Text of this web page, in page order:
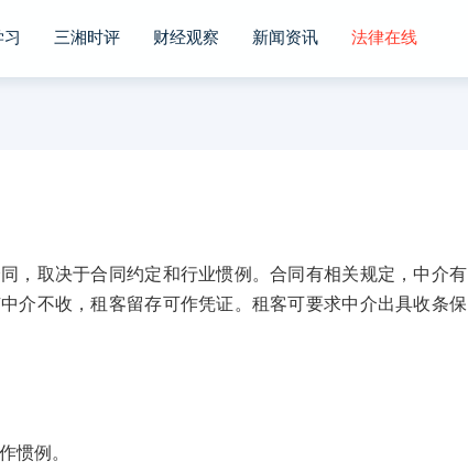
三湘时评 财经观察 新闻资讯 法律在线
取决于合同约定和行业惯例。合同有相关规定，中介有
介不收，租客留存可作凭证。租客可要求中介出具收条保
惯例。